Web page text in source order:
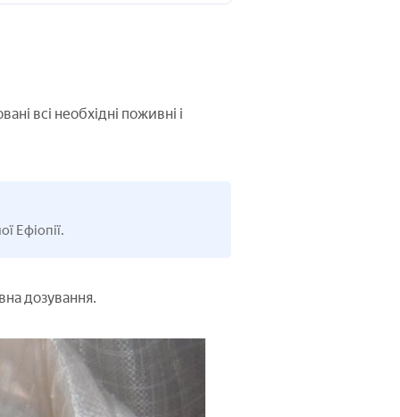
всі необхідні поживні і
Ефіопії.
дозування.